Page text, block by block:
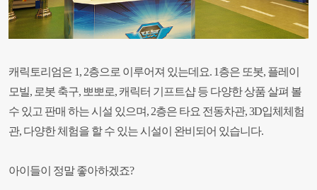
캐릭토리엄은 1, 2층으로 이루어져 있는데요. 1층은 또봇, 플레이
모빌, 로봇 축구, 뽀뽀로, 캐릭터 기프트샵 등 다양한 상품 살펴 볼
수 있고 판매 하는 시설 있으며, 2층은 타요 전동차관, 3D입체체험
관, 다양한 체험을 할 수 있는 시설이 완비되어 있습니다.
아이들이 정말 좋아하겠죠?